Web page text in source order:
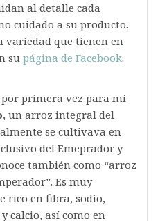
al detalle cada
cuidado a su producto.
variedad que tienen en
supágina de Facebook.
por primera vez para mí
, un arroz integral del
se cultivava en
del Emeprador y
también como “arroz
Es muy
rico en fibra, sodio,
calcio, así como en